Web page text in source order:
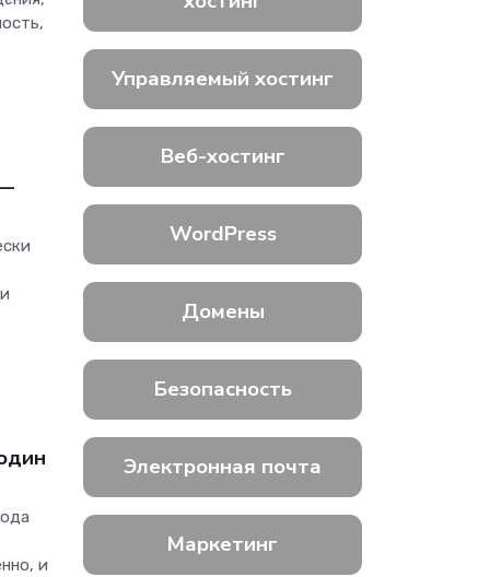
и
Управляемый хостинг
Веб-хостинг
WordPress
Домены
Безопасность
Электронная почта
Маркетинг